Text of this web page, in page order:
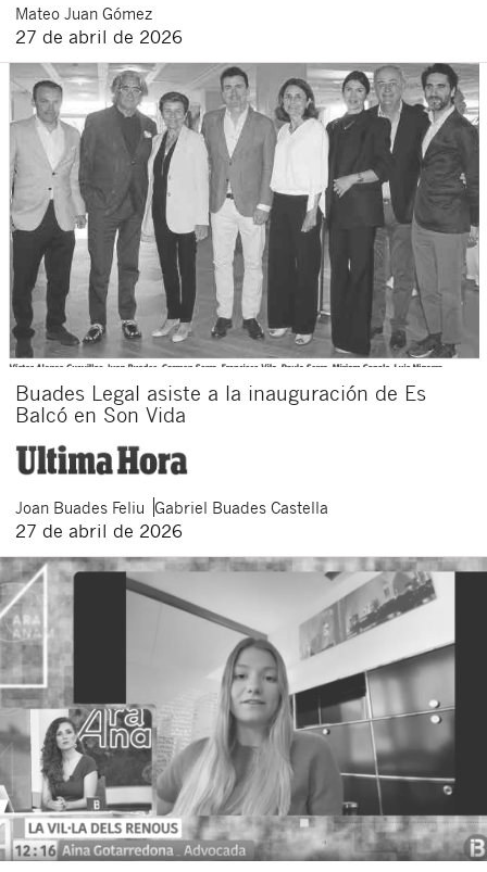
Mateo Juan Gómez
27 de abril de 2026
Buades Legal asiste a la inauguración de Es
Balcó en Son Vida
Joan Buades Feliu Gabriel Buades Castella
27 de abril de 2026